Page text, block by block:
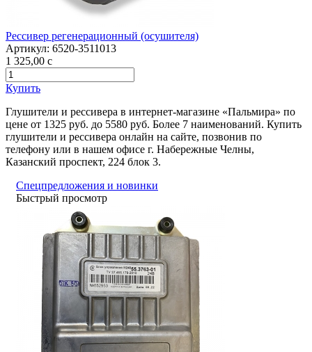
Рессивер регенерационный (осушителя)
Артикул: 6520-3511013
1 325,00 c
Купить
Глушители и рессивера в интернет-магазине «Пальмира» по
цене от 1325 руб. до 5580 руб. Более 7 наименований. Купить
глушители и рессивера онлайн на сайте, позвонив по
телефону или в нашем офисе г. Набережные Челны,
Казанский проспект, 224 блок 3.
Спецпредложения и новинки
Быстрый просмотр